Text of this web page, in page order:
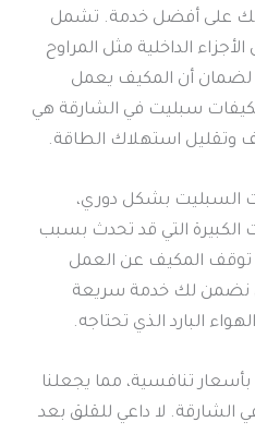
على أفضل خدمة. تشمل
الداخلية مثل المراوح
لضمان أن المكيف يعمل
سبليت في الشارقة هي
وتقليل استهلاك الطاقة.
السبليت بشكل دوري،
التي قد تحدث بسبب
توقف المكيف عن العمل
نضمن لك خدمة سريعة
البارد الذي تحتاجه.
تنافسية، مما يجعلنا
الشارقة. لا داعي للقلق بعد